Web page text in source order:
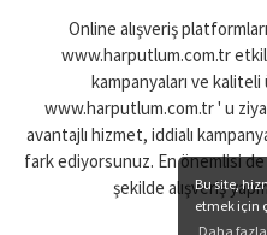
Bu site,
etmek için
Daha
Online alışveriş
www.harputlum.com.tr
kampanyaları ve
www.harputlum.com.tr ' u
avantajlı hizmet, iddialı
fark ediyorsunuz. En önemlisi
şekilde alışveriş